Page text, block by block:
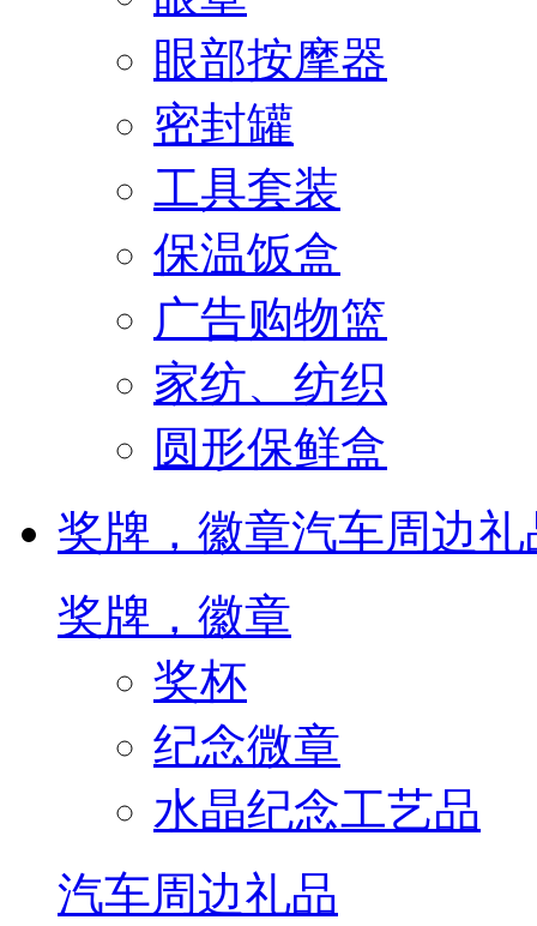
眼部按摩器
密封罐
工具套装
保温饭盒
广告购物篮
家纺、纺织
圆形保鲜盒
奖牌，徽章汽车周边礼
奖牌，徽章
奖杯
纪念微章
水晶纪念工艺品
汽车周边礼品